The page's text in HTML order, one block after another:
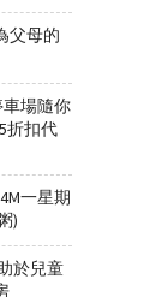
父母的
場隨你
折扣代
一星期
)
於兒童